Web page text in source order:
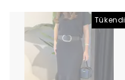
Tükendi